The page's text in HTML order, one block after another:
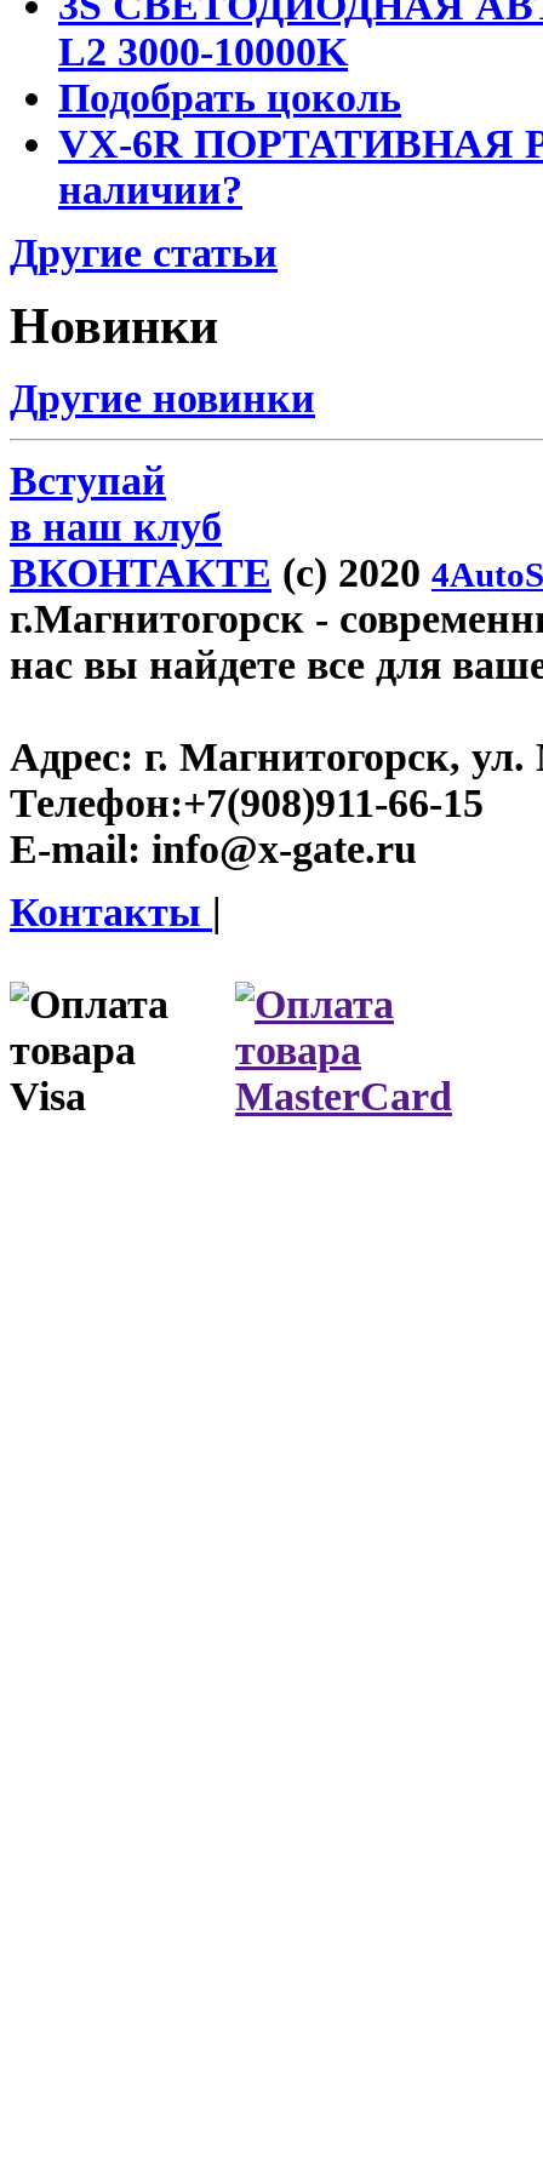
L2 3000-10000K
Подобрать цоколь
VX-6R ПОРТАТИВНАЯ
наличии?
Другие статьи
Новинки
Другие новинки
Вступай
в наш клуб
ВКОНТАКТЕ (c) 2020
г.Магнитогорск -
нас вы найдете все для
Адрес: г. Магнитогорск, ул.
Телефон:+7(908)911-66-15
E-mail: info@x-gate.ru
Контакты |